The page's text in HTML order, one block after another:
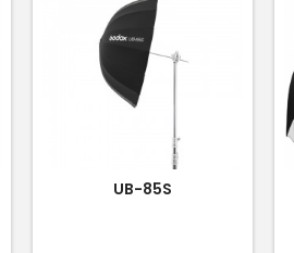
UB-85S